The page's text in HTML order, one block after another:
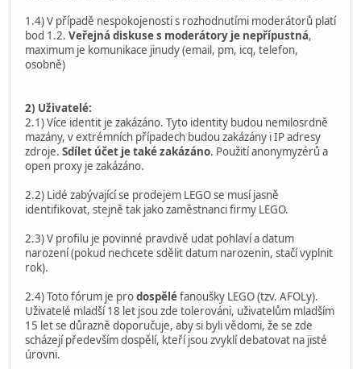
1.4) V případě nespokojenosti s rozhodnutími moderátorů platí
bod 1.2. Veřejná diskuse s moderátory je nepřípustná,
maximum je komunikace jinudy (email, pm, icq, telefon,
osobně)
2) Uživatelé:
2.1) Více identit je zakázáno. Tyto identity budou nemilosrdně
mazány, v extrémních případech budou zakázány i IP adresy
zdroje. Sdílet účet je také zakázáno. Použití anonymyzérů a
open proxy je zakázáno.
2.2) Lidé zabývající se prodejem LEGO se musí jasně
identifikovat, stejně tak jako zaměstnanci firmy LEGO.
2.3) V profilu je povinné pravdivě udat pohlaví a datum
narození (pokud nechcete sdělit datum narozenin, stačí vyplnit
rok).
2.4) Toto fórum je prodospěléfanoušky LEGO (tzv. AFOLy).
Uživatelé mladší 18 let jsou zde tolerováni, uživatelům mladším
15 let se důrazně doporučuje, aby si byli vědomi, že se zde
scházejí především dospělí, kteří jsou zvyklí debatovat na jisté
úrovni.